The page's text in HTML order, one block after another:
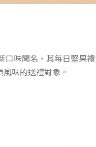
味聞名，其每日堅果
味的送禮對象。